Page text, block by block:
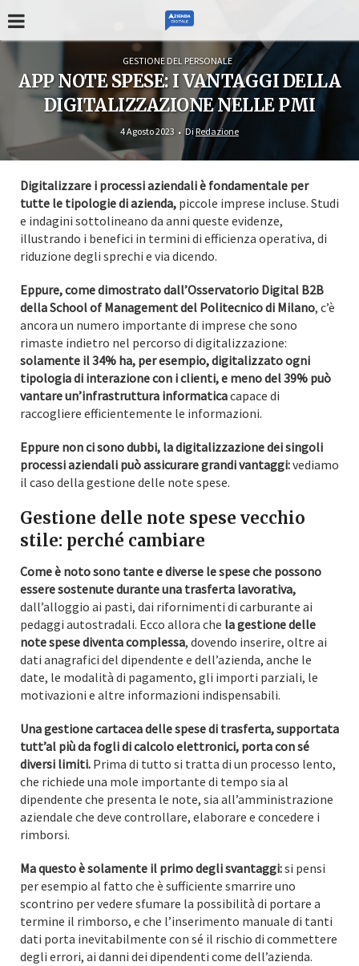
GESTIONE DEL PERSONALE
APP NOTE SPESE: I VANTAGGI DELLA
DIGITALIZZAZIONE NELLE PMI
4 Agosto 2023 Di Redazione
Digitalizzare i processi aziendali è fondamentale per
tutte le tipologie di azienda, piccole imprese incluse. Studi
e indagini sottolineano da anni queste evidenze,
illustrando i benefici in termini di efficienza operativa, di
riduzione degli sprechi e via dicendo.
Eppure, come dimostrato dall’Osservatorio Digital B2B
della School of Management del Politecnico di Milano, c’è
ancora un numero importante di imprese che sono
rimaste indietro nel percorso di digitalizzazione:
solamente il 34% ha, per esempio, digitalizzato ogni
tipologia di interazione con i clienti, e meno del 39% può
vantare un’infrastruttura informaticacapace di
raccogliere efficientemente le informazioni.
Eppure non ci sono dubbi, la digitalizzazione dei singoli
processi aziendali può assicurare grandi vantaggi:vediamo
il caso della gestione delle note spese.
Gestione delle note spese vecchio
stile: perché cambiare
Come è noto sono tante e diverse le spese che possono
essere sostenute durante una trasferta lavorativa,
dall’alloggio ai pasti, dai rifornimenti di carburante ai
pedaggi autostradali. Ecco allora che la gestione delle
note spese diventa complessa, dovendo inserire, oltre ai
dati anagrafici del dipendente e dell’azienda, anche le
date, le modalità di pagamento, gli importi parziali, le
motivazioni e altre informazioni indispensabili.
Una gestione cartacea delle spese di trasferta, supportata
tutt’al più da fogli di calcolo elettronici, porta con sé
diversi limiti. Prima di tutto si tratta di un processo lento,
che richiede una mole importante di tempo sia al
dipendente che presenta le note, sia all’amministrazione
aziendale che deve controllare, elaborare e concedere i
rimborsi.
Ma questo è solamente il primo degli svantaggi:si pensi
per esempio al fatto che è sufficiente smarrire uno
scontrino per vedere sfumare la possibilità di portare a
termine il rimborso, e che l’inserimento manuale di tanti
dati porta inevitabilmente con sé il rischio di commettere
degli errori, ai danni dei dipendenti come dell’azienda.